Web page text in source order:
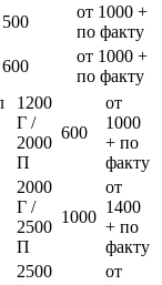
500
от 1000 +
по факту
600
от 1000 +
по факту
1200
Г /
2000
П
600
от
1000
+ по
факту
2000
Г /
2500
П
1000
от
1400
+ по
факту
2500
от